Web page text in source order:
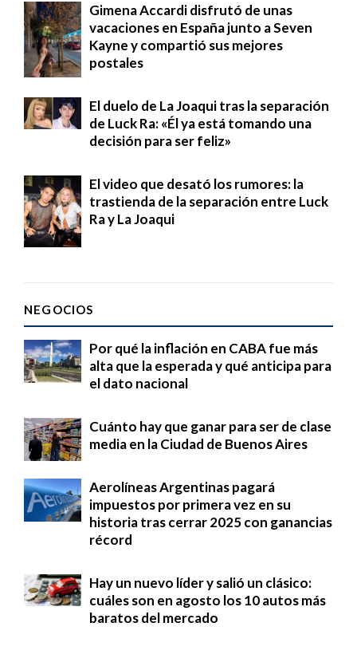
Gimena Accardi disfrutó de unas
vacaciones en España junto a Seven
Kayne y compartió sus mejores
postales
El duelo de La Joaqui tras la separación
de Luck Ra: «Él ya está tomando una
decisión para ser feliz»
El video que desató los rumores: la
trastienda de la separación entre Luck
Ra y La Joaqui
NEGOCIOS
Por qué la inflación en CABA fue más
alta que la esperada y qué anticipa para
el dato nacional
Cuánto hay que ganar para ser de clase
media en la Ciudad de Buenos Aires
Aerolíneas Argentinas pagará
impuestos por primera vez en su
historia tras cerrar 2025 con ganancias
récord
Hay un nuevo líder y salió un clásico:
cuáles son en agosto los 10 autos más
baratos del mercado